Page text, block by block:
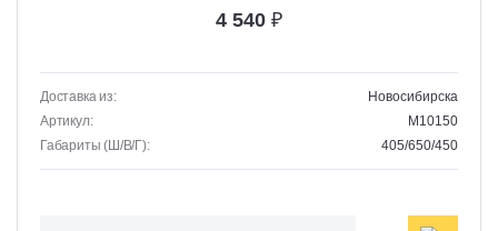
4 540 ₽
Доставка из:
Новосибирска
Артикул:
M10150
Габариты (Ш/В/Г):
405/650/450